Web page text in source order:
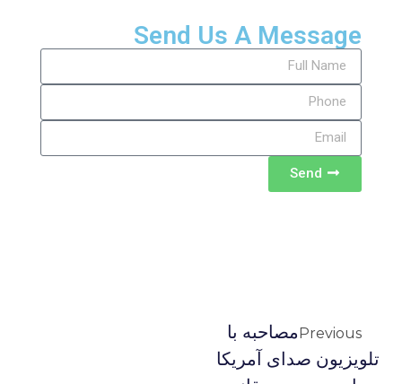
Send Us A Message
Send
Previousمصاحبه با
تلویزیون صدای آمریکا